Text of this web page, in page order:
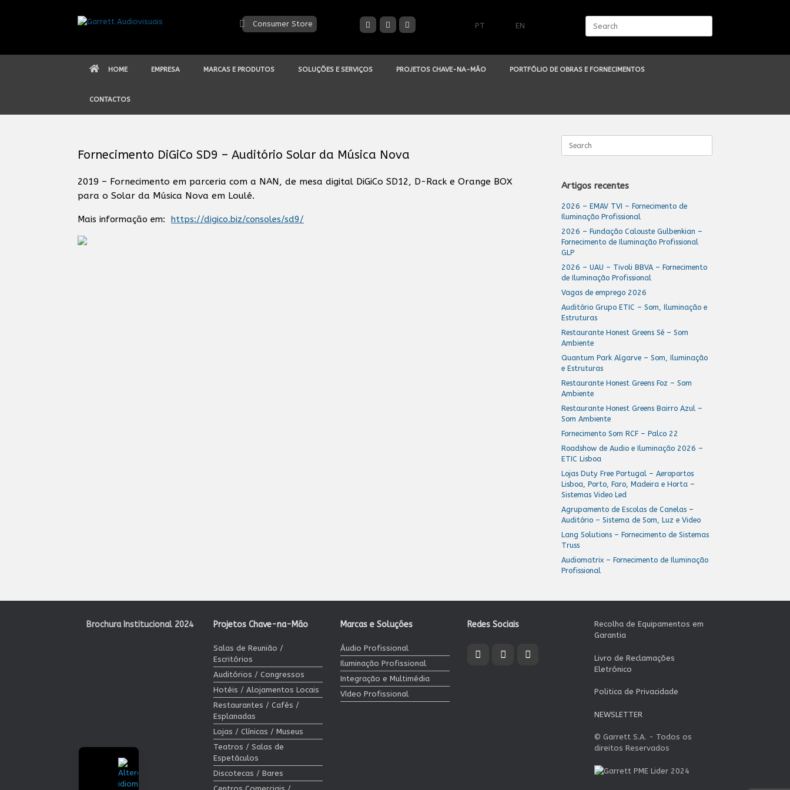
Consumer Store PT EN
HOME EMPRESA MARCAS E PRODUTOS SOLUÇÕES E SERVIÇOS PROJETOS CHAVE-NA-MÃO PORTFÓLIO DE OBRAS E FORNECIMENTOS
CONTACTOS
Fornecimento DiGiCo SD9 – Auditório Solar da Música Nova
2019 – Fornecimento em parceria com a NAN, de mesa digital DiGiCo SD12, D-Rack e Orange BOX
para o Solar da Música Nova em Loulé.
Mais informação em: https://digico.biz/consoles/sd9/
for:
Artigos recentes
2026 – EMAV TVI – Fornecimento de
Iluminação Profissional
2026 – Fundação Calouste Gulbenkian –
Fornecimento de Iluminação Profissional
GLP
2026 – UAU – Tivoli BBVA – Fornecimento
de Iluminação Profissional
Vagas de emprego 2026
Auditório Grupo ETIC – Som, Iluminação e
Estruturas
Restaurante Honest Greens Sé – Som
Ambiente
Quantum Park Algarve – Som, Iluminação
e Estruturas
Restaurante Honest Greens Foz – Som
Ambiente
Restaurante Honest Greens Bairro Azul –
Som Ambiente
Fornecimento Som RCF – Palco 22
Roadshow de Audio e Iluminação 2026 –
ETIC Lisboa
Lojas Duty Free Portugal – Aeroportos
Lisboa, Porto, Faro, Madeira e Horta –
Sistemas Video Led
Agrupamento de Escolas de Canelas –
Auditório – Sistema de Som, Luz e Video
Lang Solutions – Fornecimento de Sistemas
Truss
Audiomatrix – Fornecimento de Iluminação
Profissional
Brochura Institucional 2024 Projetos Chave-na-Mão
Salas de Reunião /
Escritórios
Auditórios / Congressos
Hotéis / Alojamentos Locais
Restaurantes / Cafés /
Esplanadas
Lojas / Clínicas / Museus
Teatros / Salas de
Espetáculos
Discotecas / Bares
Marcas e Soluções
Áudio Profissional
Iluminação Profissional
Integração e Multimédia
Vídeo Profissional
Redes Sociais
Recolha de Equipamentos em
Garantia
Livro de Reclamações
Eletrónico
Politica de Privacidade
NEWSLETTER
© Garrett S.A. - Todos os
direitos Reservados